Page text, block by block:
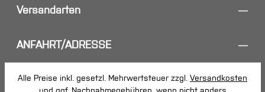
Versandarten
ANFAHRT/ADRESSE
Alle Preise inkl. gesetzl. Mehrwertsteuer zzgl. Versandkosten